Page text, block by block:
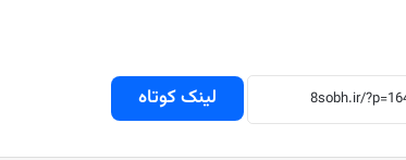
لینک کوتاه